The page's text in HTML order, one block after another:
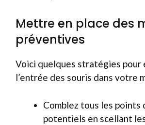
Mettre en place des
préventives
Voici quelques stratégies pour
l’entrée des souris dans votre
Comblez tous les points
potentiels en scellant